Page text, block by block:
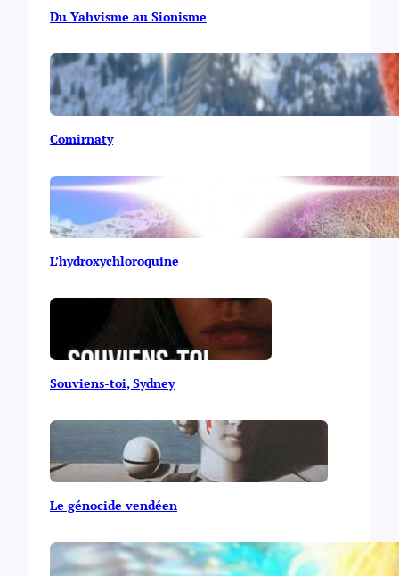
Du Yahvisme au Sionisme
Comirnaty
L’hydroxychloroquine
Souviens-toi, Sydney
Le génocide vendéen